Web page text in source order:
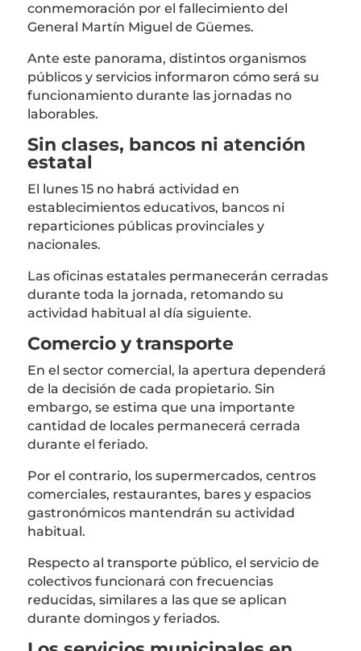
conmemoración por el fallecimiento del
General Martín Miguel de Güemes.
Ante este panorama, distintos organismos
públicos y servicios informaron cómo será su
funcionamiento durante las jornadas no
laborables.
Sin clases, bancos ni atención
estatal
El lunes 15 no habrá actividad en
establecimientos educativos, bancos ni
reparticiones públicas provinciales y
nacionales.
Las oficinas estatales permanecerán cerradas
durante toda la jornada, retomando su
actividad habitual al día siguiente.
Comercio y transporte
En el sector comercial, la apertura dependerá
de la decisión de cada propietario. Sin
embargo, se estima que una importante
cantidad de locales permanecerá cerrada
durante el feriado.
Por el contrario, los supermercados, centros
comerciales, restaurantes, bares y espacios
gastronómicos mantendrán su actividad
habitual.
Respecto al transporte público, el servicio de
colectivos funcionará con frecuencias
reducidas, similares a las que se aplican
durante domingos y feriados.